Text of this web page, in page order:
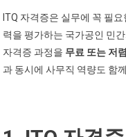
ITQ 자격증은 실무에 꼭 필
력을 평가하는 국가공인 민
자격증 과정을 무료 또는 저
과 동시에 사무직 역량도 함